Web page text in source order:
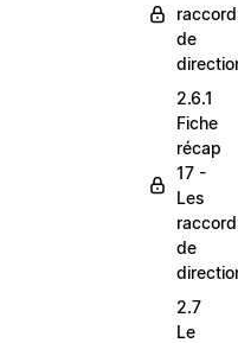
de
2.6.1
Fiche
récap
17 -
Les
de
2.7
Le